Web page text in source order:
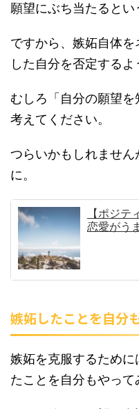
願望にぶち当たるとい
ですから、嫉妬自体
した自分を否定するよ
むしろ「自分の願望
考えてください。
つらいかもしれませ
に。
【ポジテ
恋愛がう
嫉妬したことを自分
嫉妬を克服するため
たことを自分もやって